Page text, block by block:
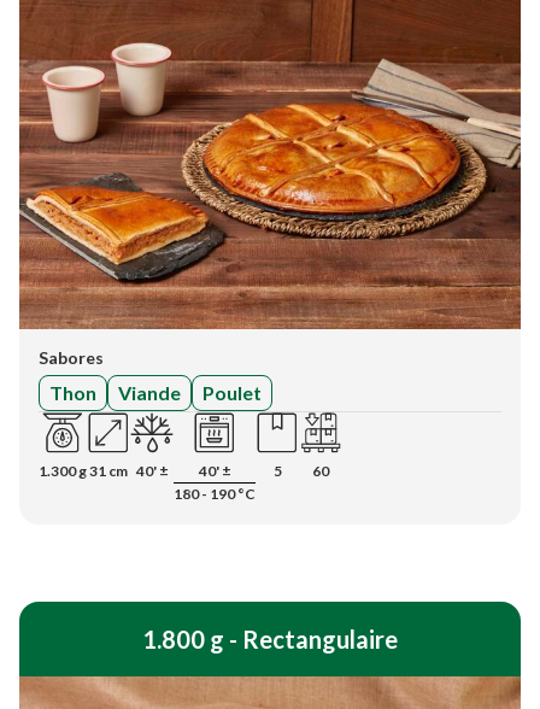
Sabores
Thon Viande Poulet
1.300 g31 cm 40' ±
40' ±
180 - 190 °C
5 60
1.800 g - Rectangulaire